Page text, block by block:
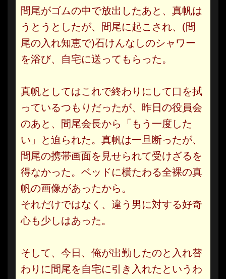
間尾がゴムの中で放出したあと、真帆は
うとうとしたが、間尾に起こされ、(間
尾の入れ知恵で)石けんなしのシャワー
を浴び、自宅に送ってもらった。
真帆としてはこれで終わりにして口を拭
っているつもりだったが、昨日の役員会
のあと、間尾会長から「もう一度した
い」と迫られた。真帆は一旦断ったが、
間尾の携帯画面を見せられて受けざるを
得なかった。ベッドに横たわる全裸の真
帆の画像があったから。
それだけではなく、違う男に対する好奇
心も少しはあった。
そして、今日、俺が出勤したのと入れ替
わりに間尾を自宅に引き入れたというわ